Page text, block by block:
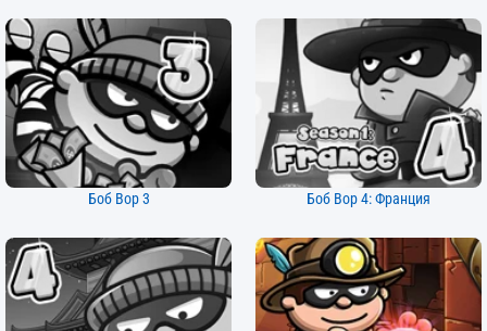
Боб Вор 3 Боб Вор 4: Франция